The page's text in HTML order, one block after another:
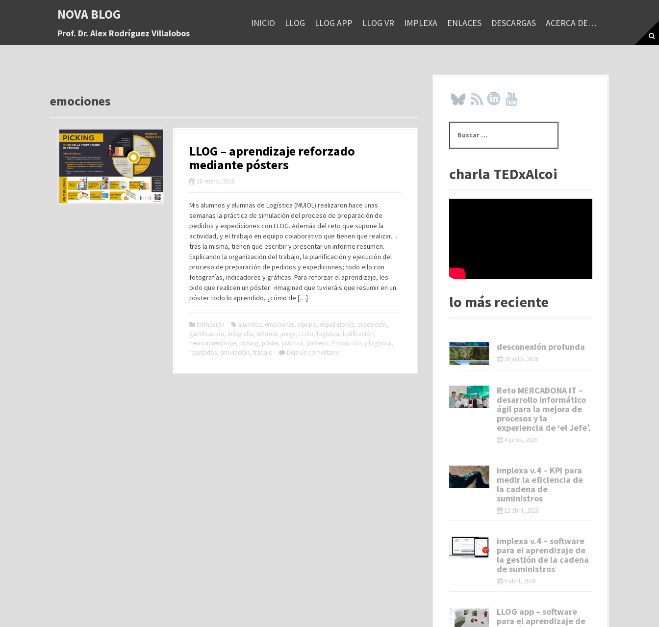
a
NOVA BLOG
Prof. Dr. Alex Rodríguez Villalobos
INICIO LLOG LLOG APP LLOG VR IMPLEXA ENLACES DESCARGAS ACERCA DE…
emociones
LLOG – aprendizaje reforzado
mediante pósters
18 enero, 2018
Mis alumnos y alumnas de Logística (MUIOL) realizaron hace unas
semanas la práctica de simulación del proceso de preparación de
pedidos y expediciones con LLOG. Además del reto que supone la
actividad, y el trabajo en equipo colaborativo que tienen que realizar…
tras la misma, tienen que escribir y presentar un informe resumen.
Explicando la organización del trabajo, la planificación y ejecución del
proceso de preparación de pedidos y expediciones; todo ello con
fotografías, indicadores y gráficas. Para reforzar el aprendizaje, les
pido que realicen un póster: «Imaginad que tuvieráis que resumir en un
póster todo lo aprendido, ¿cómo de […]
formación alumnos, emociones, equipo, expediciones, exposición,
gamificación, infografía, informe, juego, LLOG, logística, ludificación,
neuroaprendizaje, picking, póster, práctica, proceso, Producción y logística,
resultados, simulación, trabajo Deja un comentario
s
rcharla TEDxAlcoi
lo más reciente
desconexión profunda
28 julio, 2026
Reto MERCADONA IT –
desarrollo informático
ágil para la mejora de
procesos y la
experiencia de ‘el Jefe’.
4 junio, 2026
implexa v.4 – KPI para
medir la eficiencia de
la cadena de
suministros
12 abril, 2026
implexa v.4 – software
para el aprendizaje de
la gestión de la cadena
de suministros
9 abril, 2026
LLOG app – software
para el aprendizaje de